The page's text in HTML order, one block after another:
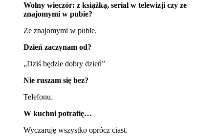
Wolny wieczór: z książką, serial w telewizji czy ze
znajomymi w pubie?
Ze znajomymi w pubie.
Dzień zaczynam od?
„Dziś będzie dobry dzień”
Nie ruszam się bez?
Telefonu.
W kuchni potrafię…
Wyczaruję wszystko oprócz ciast.